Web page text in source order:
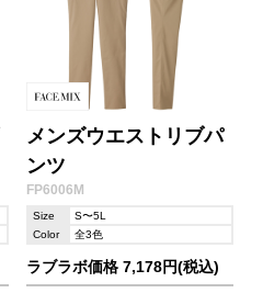
メンズウエストリブパ
ンツ
FP6006M
Size
S〜5L
Color
全3色
ラブラボ価格 7,178円(税込)